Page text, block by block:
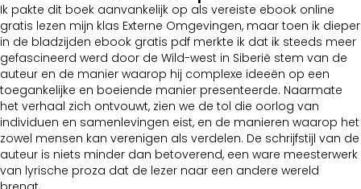
Ik pakte dit boek aanvankelijk op als vereiste ebook online
gratis lezen mijn klas Externe Omgevingen, maar toen ik dieper
in de bladzijden ebook gratis pdf merkte ik dat ik steeds meer
gefascineerd werd door de Wild-west in Siberië stem van de
auteur en de manier waarop hij complexe ideeën op een
toegankelijke en boeiende manier presenteerde. Naarmate
het verhaal zich ontvouwt, zien we de tol die oorlog van
individuen en samenlevingen eist, en de manieren waarop het
zowel mensen kan verenigen als verdelen. De schrijfstijl van de
auteur is niets minder dan betoverend, een ware meesterwerk
van lyrische proza dat de lezer naar een andere wereld